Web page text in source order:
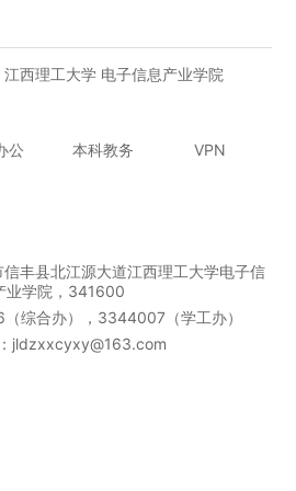
西理工大学 电子信息产业学院
公 本科教务 VPN
丰县北江源大道江西理工大学电子信
业学院，341600
综合办），3344007（学工办）
jldzxxcyxy@163.com